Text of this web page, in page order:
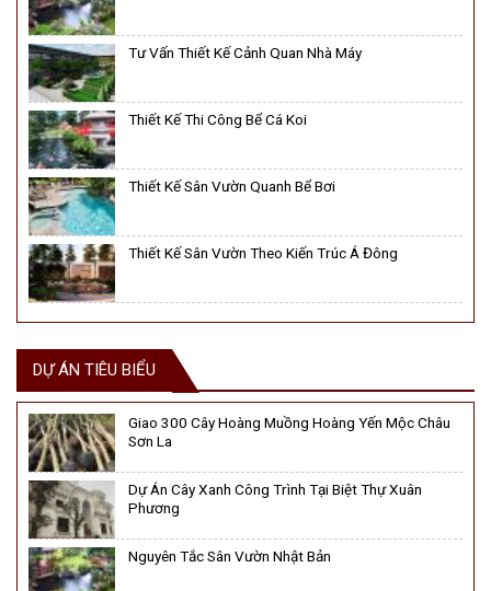
Tư Vấn Thiết Kế Cảnh Quan Nhà Máy
Thiết Kế Thi Công Bể Cá Koi
Thiết Kế Sân Vườn Quanh Bể Bơi
Thiết Kế Sân Vườn Theo Kiến Trúc Á Đông
DỰ ÁN TIÊU BIỂU
Giao 300 Cây Hoàng Muồng Hoàng Yến Mộc Châu
Sơn La
Dự Án Cây Xanh Công Trình Tại Biệt Thự Xuân
Phương
Nguyên Tắc Sân Vườn Nhật Bản